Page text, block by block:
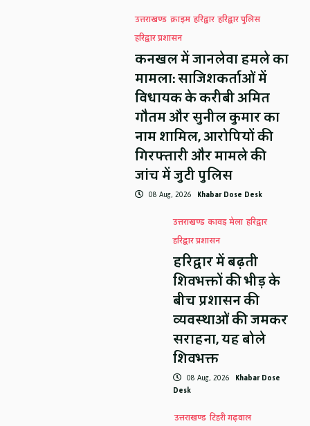
उत्तराखण्ड क्राइम हरिद्वार हरिद्वार पुलिस
हरिद्वार प्रशासन
कनखल में जानलेवा हमले का
मामला: साजिशकर्ताओं में
विधायक के करीबी अमित
गौतम और सुनील कुमार का
नाम शामिल, आरोपियों की
गिरफ्तारी और मामले की
जांच में जुटी पुलिस
08 Aug, 2026 Khabar Dose Desk
उत्तराखण्ड कावड़ मेला हरिद्वार
हरिद्वार प्रशासन
हरिद्वार में बढ़ती
शिवभक्तों की भीड़ के
बीच प्रशासन की
व्यवस्थाओं की जमकर
सराहना, यह बोले
शिवभक्त
08 Aug, 2026 Khabar Dose
Desk
उत्तराखण्ड टिहरी गढ़वाल